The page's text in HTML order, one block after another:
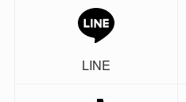
LINE